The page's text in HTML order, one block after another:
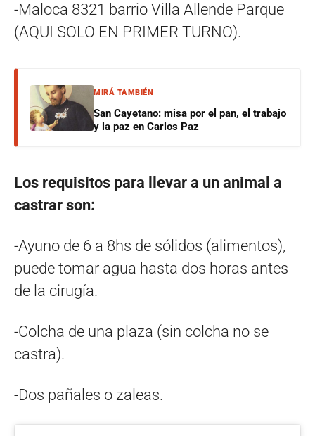
-Maloca 8321 barrio Villa Allende Parque
(AQUI SOLO EN PRIMER TURNO).
MIRÁ TAMBIÉN
San Cayetano: misa por el pan, el trabajo
y la paz en Carlos Paz
Los requisitos para llevar a un animal a
castrar son:
-Ayuno de 6 a 8hs de sólidos (alimentos),
puede tomar agua hasta dos horas antes
de la cirugía.
-Colcha de una plaza (sin colcha no se
castra).
-Dos pañales o zaleas.